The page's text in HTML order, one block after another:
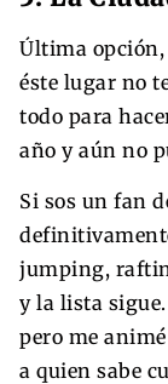
Última opción,
éste lugar no
todo para
año y aún no
Si sos un fan
jumping,
y la lista
pero me
a quien sabe